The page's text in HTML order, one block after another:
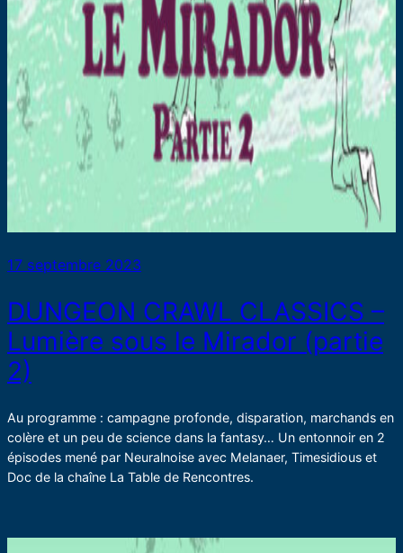
17 septembre 2023
DUNGEON CRAWL CLASSICS –
Lumière sous le Mirador (partie
2)
Au programme : campagne profonde, disparation, marchands en
colère et un peu de science dans la fantasy… Un entonnoir en 2
épisodes mené par Neuralnoise avec Melanaer, Timesidious et
Doc de la chaîne La Table de Rencontres.